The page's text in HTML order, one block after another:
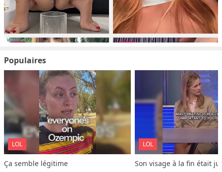
Populaires
LOL
Ça semble légitime
LOL
Son visage à la fin était